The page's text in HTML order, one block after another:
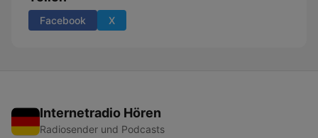
Facebook X
Internetradio Hören
Radiosender und Podcasts